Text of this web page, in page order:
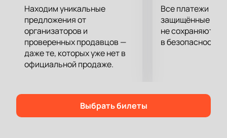
Находим уникальные
предложения от
организаторов и
проверенных продавцов —
даже те, которых уже нет в
официальной продаже.
Все платежи
защищённые
не сохраняются
в безопасности.
Выбрать билеты